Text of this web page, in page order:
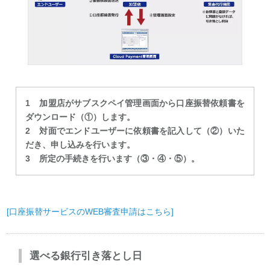
加盟店がサブスクペイ管理画面から口座振替依頼書を
ダウンロード（①）します。
対面でエンドユーザーに依頼書を記入して（②）いた
だき、申し込みを行います。
所定の手続きを行います（③・④・⑤）。
[口座振替サービスのWEB審査申請はこちら]
選べる銀行引き落とし日